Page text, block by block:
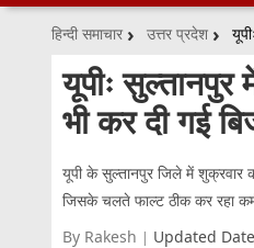
हिन्दी समाचार उत्तर प्रदेश
यूपीः
भी कर दी गई
यूपी के सुल्तानपुर जिले में शुक्रवार
जिसके चलते फाल्ट ठीक कर रहा
By Rakesh
Updated Date